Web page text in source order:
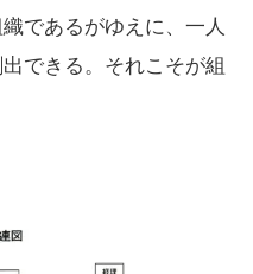
であるがゆえに、一人
できる。それこそが組